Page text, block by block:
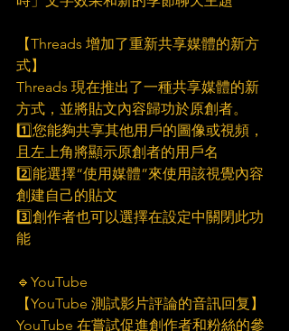
【Threads 增加了重新共享媒體的新方
式】
Threads 現在推出了一種共享媒體的新
方式，並將貼文內容歸功於原創者。
1️⃣您能夠共享其他用戶的圖像或視頻，
且左上角將顯示原創者的用戶名
2️⃣能選擇“使用媒體”來使用該視覺內容
創建自己的貼文
3️⃣創作者也可以選擇在設定中關閉此功
能
🔹YouTube
【YouTube 測試影片評論的音訊回复】
YouTube 在嘗試促進創作者和粉絲的參